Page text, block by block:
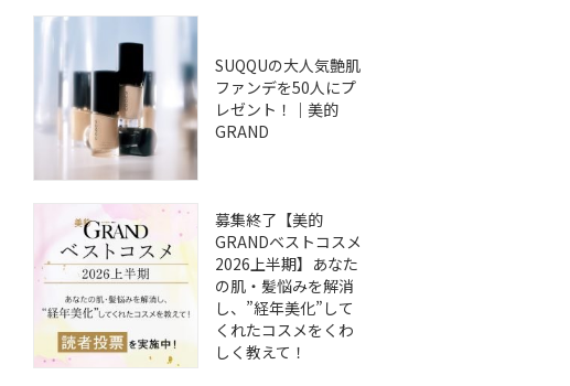
SUQQUの大人気艶肌
ファンデを50人にプ
レゼント！｜美的
GRAND
募集終了【美的
GRANDベストコスメ
2026上半期】あなた
の肌・髪悩みを解消
し、”経年美化”して
くれたコスメをくわ
しく教えて！